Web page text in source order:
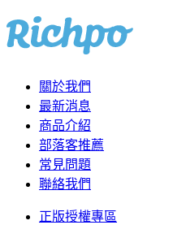
關於我們
最新消息
商品介紹
部落客推薦
常見問題
聯絡我們
正版授權專區